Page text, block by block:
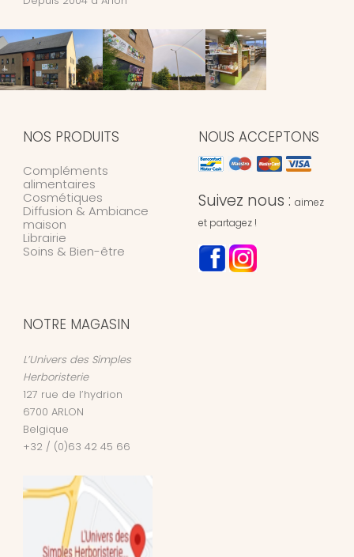
NOS PRODUITS
Compléments
alimentaires
Cosmétiques
Diffusion & Ambiance
maison
Librairie
Soins & Bien-être
NOUS ACCEPTONS
Suivez nous : aimez
et partagez !
NOTRE MAGASIN
L’Univers des Simples
Herboristerie
127 rue de l’hydrion
6700 ARLON
Belgique
+32 / (0)63 42 45 66